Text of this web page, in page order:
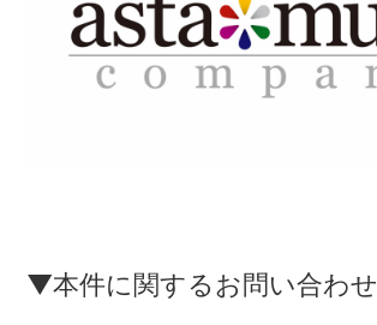
▼本件に関するお問い合わせ